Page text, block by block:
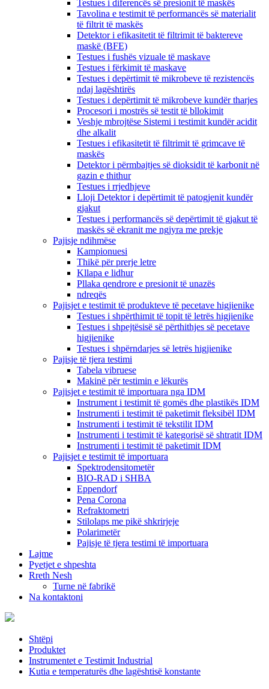
Testues i diferencës së presionit të maskës
Tavolina e testimit të performancës së materialit
të filtrit të maskës
Detektor i efikasitetit të filtrimit të baktereve
maskë (BFE)
Testues i fushës vizuale të maskave
Testues i fërkimit të maskave
Testues i depërtimit të mikrobeve të rezistencës
ndaj lagështirës
Testues i depërtimit të mikrobeve kundër tharjes
Procesori i mostrës së testit të bllokimit
Veshje mbrojtëse Sistemi i testimit kundër acidit
dhe alkalit
Testues i efikasitetit të filtrimit të grimcave të
maskës
Detektor i përmbajtjes së dioksidit të karbonit në
gazin e thithur
Testues i rrjedhjeve
Lloji Detektor i depërtimit të patogjenit kundër
gjakut
Testues i performancës së depërtimit të gjakut të
maskës së ekranit me ngjyra me prekje
Pajisje ndihmëse
Kampionuesi
Thikë për prerje letre
Kllapa e lidhur
Pllaka qendrore e presionit të unazës
ndreqës
Pajisjet e testimit të produkteve të pecetave higjienike
Testues i shpërthimit të topit të letrës higjienike
Testues i shpejtësisë së përthithjes së pecetave
higjienike
Testues i shpërndarjes së letrës higjienike
Pajisje të tjera testimi
Tabela vibruese
Makinë për testimin e lëkurës
Pajisjet e testimit të importuara nga IDM
Instrument i testimit të gomës dhe plastikës IDM
Instrumenti i testimit të paketimit fleksibël IDM
Instrumenti i testimit të tekstilit IDM
Instrumenti i testimit të kategorisë së shtratit IDM
Instrumenti i testimit të paketimit IDM
Pajisjet e testimit të importuara
Spektrodensitometër
BIO-RAD i SHBA
Eppendorf
Pena Corona
Refraktometri
Stilolaps me pikë shkrirjeje
Polarimetër
Pajisje të tjera testimi të importuara
Lajme
Pyetjet e shpeshta
Rreth Nesh
Turne në fabrikë
Na kontaktoni
Shtëpi
Produktet
Instrumentet e Testimit Industrial
Kutia e temperaturës dhe lagështisë konstante